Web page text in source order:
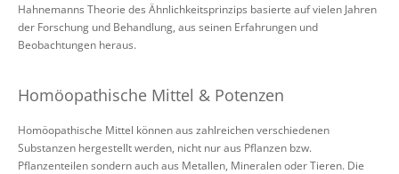
Hahnemanns Theorie des Ähnlichkeitsprinzips basierte auf vielen Jahren
der Forschung und Behandlung, aus seinen Erfahrungen und
Beobachtungen heraus.
Homöopathische Mittel & Potenzen
Homöopathische Mittel können aus zahlreichen verschiedenen
Substanzen hergestellt werden, nicht nur aus Pflanzen bzw.
Pflanzenteilen sondern auch aus Metallen, Mineralen oder Tieren. Die